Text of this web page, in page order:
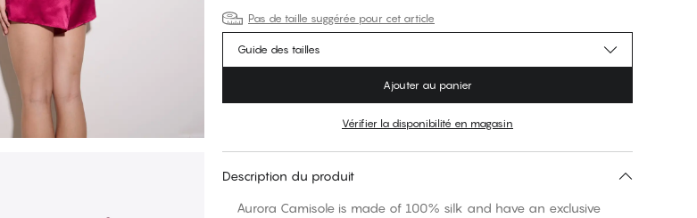
Pas de taille suggérée pour cet article
Guide des tailles
Ajouter au panier
Vérifier la disponibilité en magasin
Description du produit
Aurora Camisole is made of 100% silk and have an exclusive